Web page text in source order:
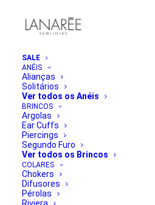
SALE
ANÉIS
Alianças
Solitários
Ver todos os Anéis
BRINCOS
Argolas
Ear Cuffs
Piercings
Segundo Furo
Ver todos os Brincos
COLARES
Chokers
Difusores
Pérolas
ORDENAR POR PREÇO:
ORDENAR POR PREÇO: